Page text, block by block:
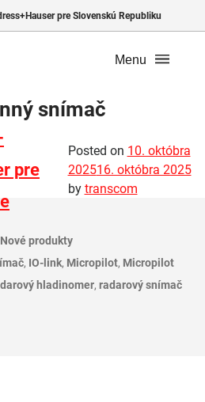
pre Slovenskú Republiku
Menu
snímač
pre
Posted on 10. októbra
202516. októbra 2025
by transcom
Nové produkty
, IO-link, Micropilot, Micropilot
hladinomer, radarový snímač